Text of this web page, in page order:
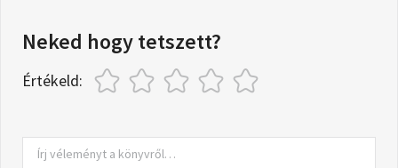
Neked hogy tetszett?
Értékeld: